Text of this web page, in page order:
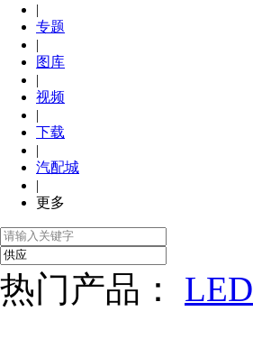
|
专题
|
图库
|
视频
|
下载
|
汽配城
|
更多
热门产品： LED